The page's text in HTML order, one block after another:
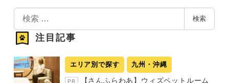
検
索
検索
注目記事
エリア別で探す 九州・沖縄
PR 【さんふらわあ】ウィズペットルーム